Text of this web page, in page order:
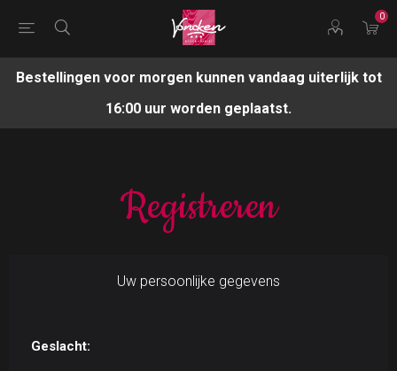
0
Bestellingen voor morgen kunnen vandaag uiterlijk tot
16:00 uur worden geplaatst.
Registreren
Uw persoonlijke gegevens
Geslacht: